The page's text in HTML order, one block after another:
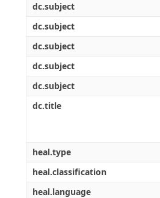
dc.subject
dc.subject
dc.subject
dc.subject
dc.subject
dc.title
heal.type
heal.classification
heal.language